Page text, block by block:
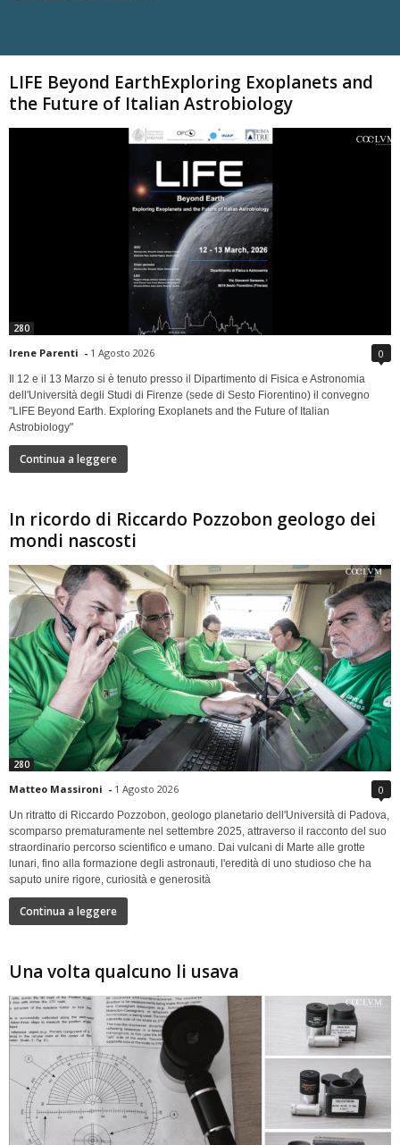
LIFE Beyond EarthExploring Exoplanets and
the Future of Italian Astrobiology
280
Irene Parenti - 1 Agosto 2026 0
Il 12 e il 13 Marzo si è tenuto presso il Dipartimento di Fisica e Astronomia
dell'Università degli Studi di Firenze (sede di Sesto Fiorentino) il convegno
"LIFE Beyond Earth. Exploring Exoplanets and the Future of Italian
Astrobiology"
Continua a leggere
In ricordo di Riccardo Pozzobon geologo dei
mondi nascosti
280
Matteo Massironi - 1 Agosto 2026 0
Un ritratto di Riccardo Pozzobon, geologo planetario dell'Università di Padova,
scomparso prematuramente nel settembre 2025, attraverso il racconto del suo
straordinario percorso scientifico e umano. Dai vulcani di Marte alle grotte
lunari, fino alla formazione degli astronauti, l'eredità di uno studioso che ha
saputo unire rigore, curiosità e generosità
Continua a leggere
Una volta qualcuno li usava